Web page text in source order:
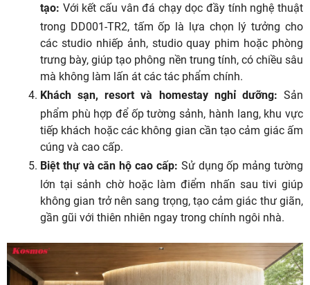
tạo: Với kết cấu vân đá chạy dọc đầy tính nghệ thuật
trong DD001-TR2, tấm ốp là lựa chọn lý tưởng cho
các studio nhiếp ảnh, studio quay phim hoặc phòng
trưng bày, giúp tạo phông nền trung tính, có chiều sâu
mà không làm lấn át các tác phẩm chính.
Khách sạn, resort và homestay nghỉ dưỡng: Sản
phẩm phù hợp để ốp tường sảnh, hành lang, khu vực
tiếp khách hoặc các không gian cần tạo cảm giác ấm
cúng và cao cấp.
Biệt thự và căn hộ cao cấp: Sử dụng ốp mảng tường
lớn tại sảnh chờ hoặc làm điểm nhấn sau tivi giúp
không gian trở nên sang trọng, tạo cảm giác thư giãn,
gần gũi với thiên nhiên ngay trong chính ngôi nhà.